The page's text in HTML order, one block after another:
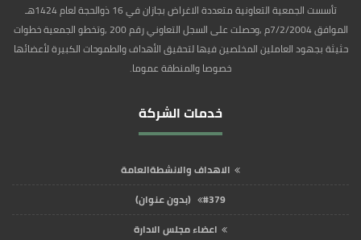
تأسست الجمعية التعاونية متعددة الاغراض بجازان في 16 ذوالحجة لعام 1424هـ
الموافق 7/2/2004م ,وحصلت على السجل التعاوني رقم 200 ,وتخطو الجمعية خطوات
حثيثة بجهود العاملين المخلصين فيها لتحقيق الأهداف والطموحات الكبيرة لأعضائها
خصوصا والمنطقة عموما.
خدمات الشركة
الاهداف والانشطةالعامة
#379 (بدون عنوان)
اعضاء مجلس الادارة